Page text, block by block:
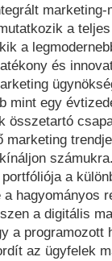
a
a
és
mint egy
összetartó
marketing
a
hagyományos
a digitális
a programozott
az ügyfelek